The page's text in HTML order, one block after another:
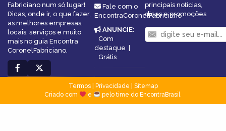
Fabriciano num só lugar!
Dicas, onde ir, o que fazer,
as melhores empresas,
locais, serviços e muito
mais no guia Encontra
CoronelFabriciano.
Fale com o
EncontraCoronelFabriciano
ANUNCIE:
Com
destaque |
Grátis
principais notícias,
dicas e promoções
Termos| Privacidade
Sitemap
Criado com
e pelo time do EncontraBrasil